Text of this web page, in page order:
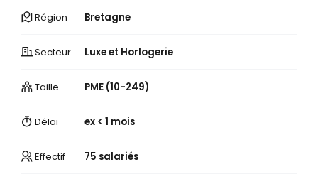
Région Bretagne
Secteur Luxe et Horlogerie
Taille PME (10-249)
Délai ex < 1 mois
Effectif 75 salariés